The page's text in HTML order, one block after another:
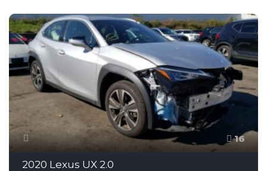
16
2020 Lexus UX 2.0